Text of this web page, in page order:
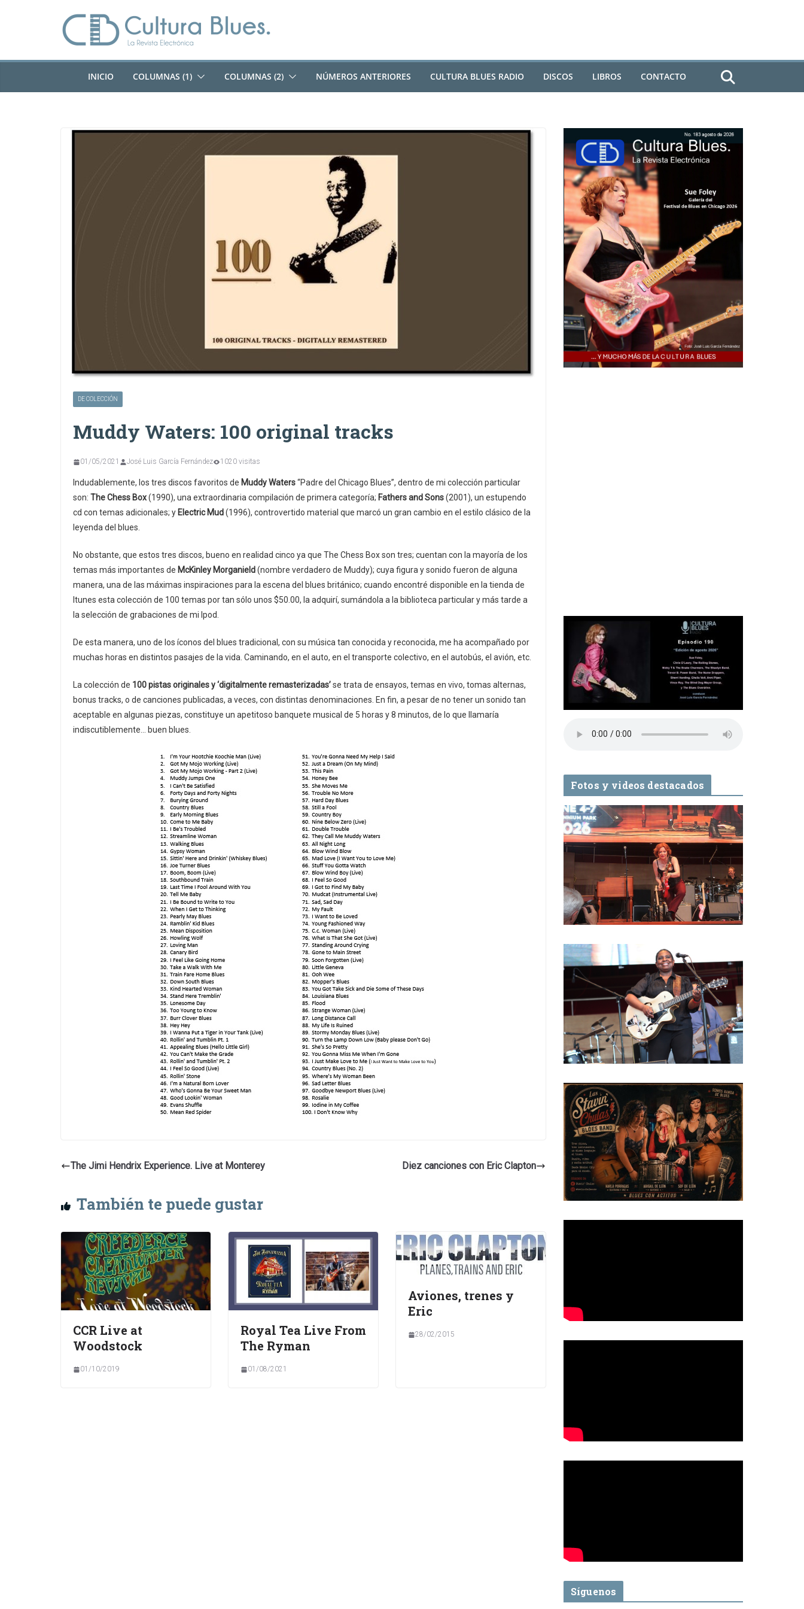
INICIO COLUMNAS (1) COLUMNAS (2) NÚMEROS ANTERIORES CULTURA BLUES RADIO DISCOS LIBROS CONTACTO
DE COLECCIÓN
Muddy Waters: 100 original tracks
01/05/2021 José Luis García Fernández 1020 visitas
Indudablemente, los tres discos favoritos de Muddy Waters“Padre del Chicago Blues”, dentro de mi colección particular
son: The Chess Box(1990), una extraordinaria compilación de primera categoría; Fathers and Sons(2001), un estupendo
cd con temas adicionales; y Electric Mud(1996), controvertido material que marcó un gran cambio en el estilo clásico de la
leyenda del blues.
No obstante, que estos tres discos, bueno en realidad cinco ya que The Chess Box son tres; cuentan con la mayoría de los
temas más importantes de McKinley Morganield(nombre verdadero de Muddy); cuya figura y sonido fueron de alguna
manera, una de las máximas inspiraciones para la escena del blues británico; cuando encontré disponible en la tienda de
Itunes esta colección de 100 temas por tan sólo unos $50.00, la adquirí, sumándola a la biblioteca particular y más tarde a
la selección de grabaciones de mi Ipod.
De esta manera, uno de los íconos del blues tradicional, con su música tan conocida y reconocida, me ha acompañado por
muchas horas en distintos pasajes de la vida. Caminando, en el auto, en el transporte colectivo, en el autobús, el avión, etc.
La colección de 100 pistas originales y ‘digitalmente remasterizadas’se trata de ensayos, temas en vivo, tomas alternas,
bonus tracks, o de canciones publicadas, a veces, con distintas denominaciones. En fin, a pesar de no tener un sonido tan
aceptable en algunas piezas, constituye un apetitoso banquete musical de 5 horas y 8 minutos, de lo que llamaría
indiscutiblemente… buen blues.
The Jimi Hendrix Experience. Live at Monterey Diez canciones con Eric Clapton
También te puede gustar
CCR Live at
Woodstock
01/10/2019
Royal Tea Live From
The Ryman
01/08/2021
Aviones, trenes y
Eric
28/02/2015
Fotos y videos destacados
Síguenos